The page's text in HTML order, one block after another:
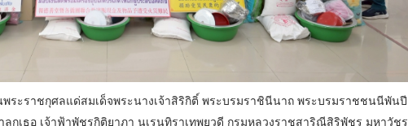
ระราชกุศลแด่สมเด็จพระนางเจ้าสิริกิติ์ พระบรมราชินีนาถ พระบรมราชชนนีพันปี
ลูกเธอ เจ้าฟ้าพัชรกิติยาภา นเรนทิราเทพยวดี กรมหลวงราชสาริณีสิริพัชร มหาวัชร